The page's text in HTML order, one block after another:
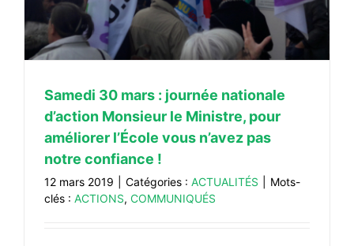
Samedi 30 mars : journée nationale
d’action Monsieur le Ministre, pour
améliorer l’École vous n’avez pas
notre confiance !
12 mars 2019 Catégories : ACTUALITÉS
Mots-
clés : ACTIONS, COMMUNIQUÉS